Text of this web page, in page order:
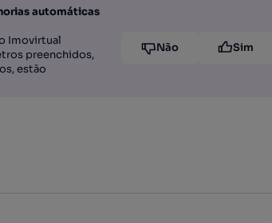
automáticas
Imovirtual
preenchidos,
estão
Não Sim